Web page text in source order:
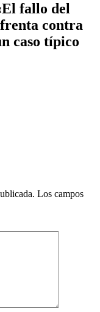
fallo del
contra
caso típico
Los campos